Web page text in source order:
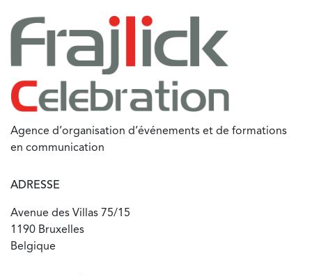
Agence d’organisation d’événements et de formations
en communication
ADRESSE
Avenue des Villas 75/15
1190 Bruxelles
Belgique